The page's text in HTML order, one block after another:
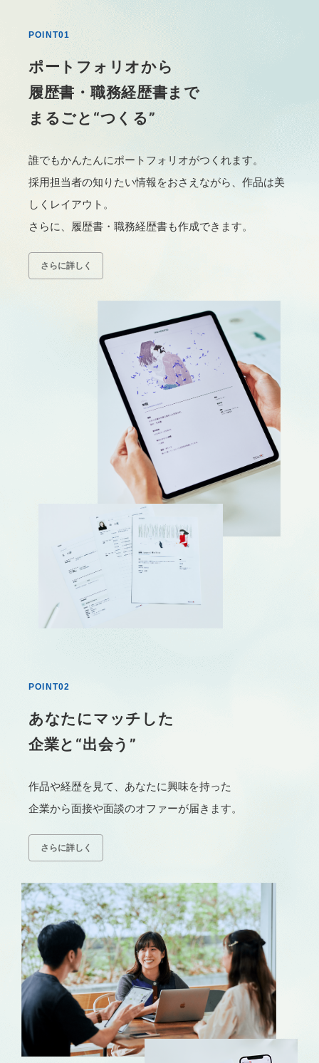
POINT01
ポートフォリオから
履歴書・職務経歴書まで
まるごと“つくる”
誰でもかんたんにポートフォリオがつくれます。
採用担当者の知りたい情報をおさえながら、 作品は美
しくレイアウト。
さらに、履歴書・職務経歴書も作成できます。
さらに詳しく
POINT02
あなたにマッチした
企業と“出会う”
作品や経歴を見て、あなたに興味を持った
企業から面接や面談のオファーが届きます。
さらに詳しく